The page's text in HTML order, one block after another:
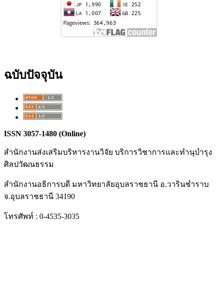
ฉบับปัจจุบัน
ISSN 3057-1480 (Online)
สำนักงานส่งเสริมบริหารงานวิจัย บริการวิชาการและทำนุบำรุง
ศิลปวัฒนธรรม
สำนักงานอธิการบดี มหาวิทยาลัยอุบลราชธานี อ.วารินชำราบ
จ.อุบลราชธานี 34190
โทรศัพท์ : 0-4535-3035